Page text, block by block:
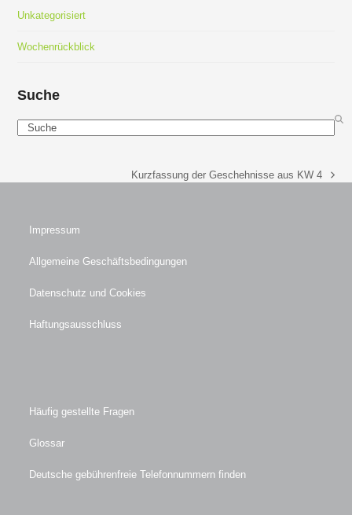
Unkategorisiert
Wochenrückblick
Suche
Search
Nächster
Kurzfassung der Geschehnisse aus KW 4
Impressum
Allgemeine Geschäftsbedingungen
Datenschutz und Cookies
Haftungsausschluss
Häufig gestellte Fragen
Glossar
Deutsche gebührenfreie Telefonnummern finden